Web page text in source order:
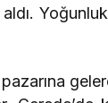
aldı.